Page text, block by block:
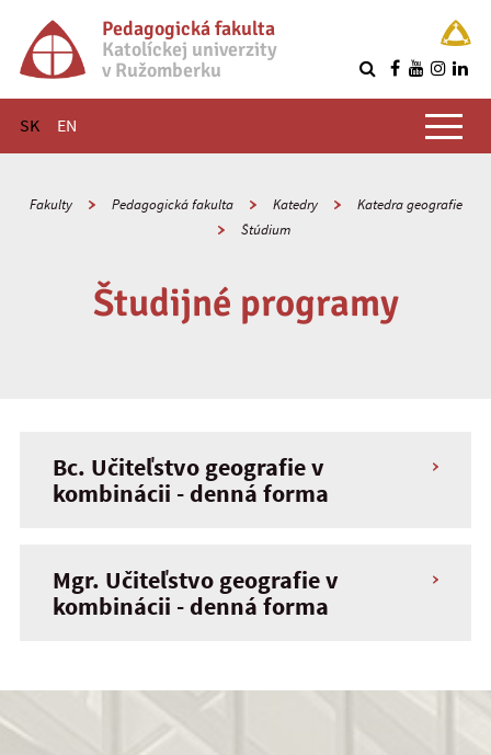
Pedagogická fakulta
Katolíckej univerzity
v Ružomberku
SK EN
Hlavné menu
Fakulty Pedagogická fakulta Katedry
Katedra geografie
Štúdium
Študijné programy
Bc. Učiteľstvo geografie v
kombinácii - denná forma
Mgr. Učiteľstvo geografie v
kombinácii - denná forma